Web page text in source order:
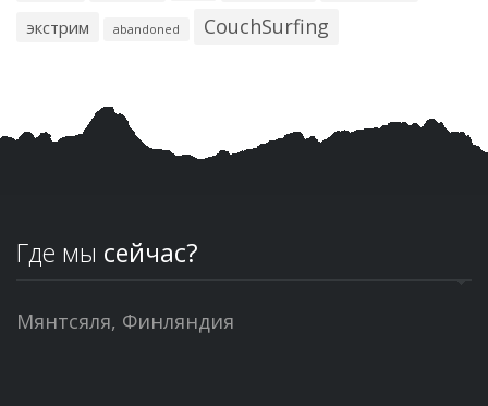
экстрим abandoned CouchSurfing
Где мы сейчас?
Мянтсяля, Финляндия